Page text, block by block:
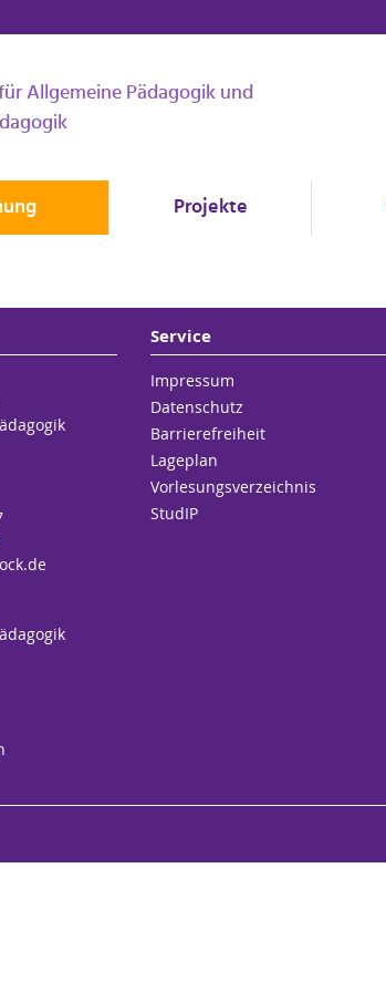
Allgemeine Pädagogik und
Projekte
.de
Service
Impressum
Datenschutz
Barrierefreiheit
Lageplan
Vorlesungsverzeichnis
StudIP